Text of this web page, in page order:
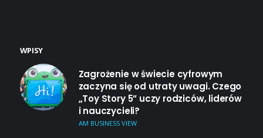
WPISY
Zagrożenie w świecie cyfrowym
zaczyna się od utraty uwagi. Czego
„Toy Story 5” uczy rodziców, liderów
i nauczycieli?
AM BUSINESS VIEW